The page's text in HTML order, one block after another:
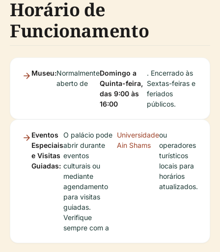
Horário de
Funcionamento
Museu:Normalmente
aberto de
Domingo a
Quinta-feira,
das 9:00 às
16:00
. Encerrado às
Sextas-feiras e
feriados
públicos.
Eventos
Especiais
e Visitas
Guiadas:
O palácio pode
abrir durante
eventos
culturais ou
mediante
agendamento
para visitas
guiadas.
Verifique
sempre com a
Universidade
Ain Shams
ou
operadores
turísticos
locais para
horários
atualizados.